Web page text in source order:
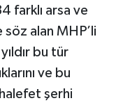
farklı arsa ve
söz alan MHP’li
bu tür
ve bu
şerhi